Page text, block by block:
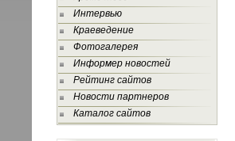
Интервью
Краеведение
Фотогалерея
Информер новостей
Рейтинг сайтов
Новости партнеров
Каталог сайтов